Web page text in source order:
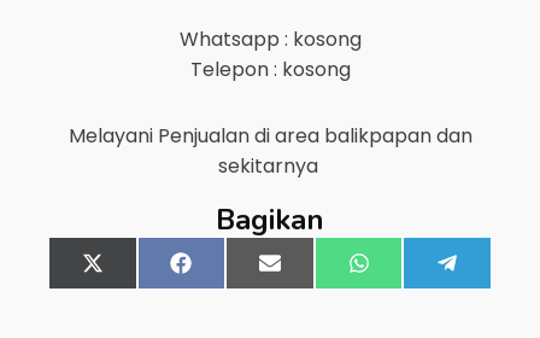
Whatsapp : kosong
Telepon : kosong
Melayani Penjualan di area balikpapandan
sekitarnya
Bagikan
Share
on
X
(Twitter)
Share
on
FacebookShare
on
Email Share
on
WhatsApp
on